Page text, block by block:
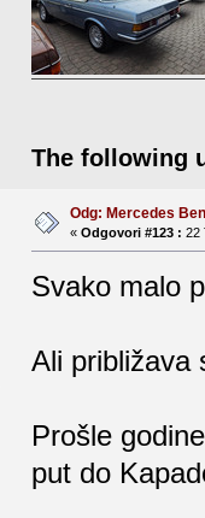
The following
Odg: Mercedes
«Odgovori #123 : 22
Svako malo
Ali približava
Prošle
put do